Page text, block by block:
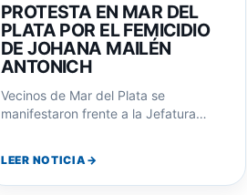
PROTESTA EN MAR DEL
PLATA POR EL FEMICIDIO
DE JOHANA MAILÉN
ANTONICH
Vecinos de Mar del Plata se
manifestaron frente a la Jefatura
LEER NOTICIA